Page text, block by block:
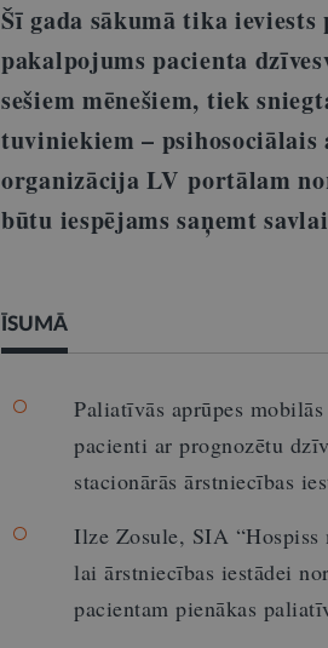
Šī gada sākumā tika
pakalpojums pacienta
sešiem mēnešiem, tiek
tuviniekiem –
organizācija LV portālam
būtu iespējams saņemt
ĪSUMĀ
Paliatīvās aprūpes
pacienti ar prognozētu
stacionārās ārstniecības
Ilze Zosule, SIA “Hospiss
lai ārstniecības iestādei
pacientam pienākas